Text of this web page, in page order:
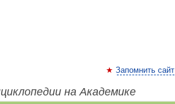
Запомнить сайт
на Академике